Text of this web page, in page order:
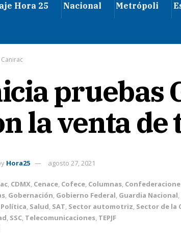
Hora 25 Nacional Metrópoli
Canirac
pruebas
la venta de
Hora25 agosto 27, 2021
, CDMX, Cenace, Cofece, Columnas,
, Gobernación, Gobierno Federal, Guardia Nacional,
Política, Salud, SAT, Sector automotriz, Sector de la
, SSC, Telecomunicaciones, TEPJF